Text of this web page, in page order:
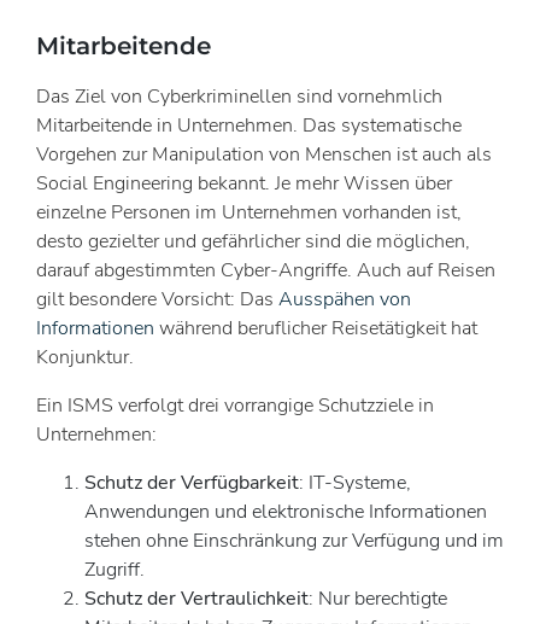
Mitarbeitende
Das Ziel von Cyberkriminellen sind vornehmlich
Mitarbeitende in Unternehmen. Das systematische
Vorgehen zur Manipulation von Menschen ist auch als
Social Engineering bekannt. Je mehr Wissen über
einzelne Personen im Unternehmen vorhanden ist,
desto gezielter und gefährlicher sind die möglichen,
darauf abgestimmten Cyber-Angriffe. Auch auf Reisen
gilt besondere Vorsicht: Das Ausspähen von
Informationen während beruflicher Reisetätigkeit hat
Konjunktur.
Ein ISMS verfolgt drei vorrangige Schutzziele in
Unternehmen:
Schutz der Verfügbarkeit: IT-Systeme,
Anwendungen und elektronische Informationen
stehen ohne Einschränkung zur Verfügung und im
Zugriff.
Schutz der Vertraulichkeit: Nur berechtigte